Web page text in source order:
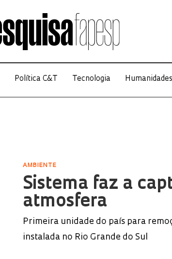
Política C&T Tecnologia Humanidades
AMBIENTE
Sistema faz a
atmosfera
Primeira unidade do país para
instalada no Rio Grande do Sul